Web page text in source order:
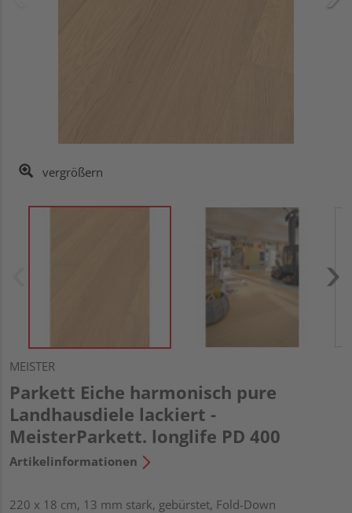
vergrößern
MEISTER
Parkett Eiche harmonisch pure
Landhausdiele lackiert -
MeisterParkett. longlife PD 400
Artikelinformationen
220 x 18 cm, 13 mm stark, gebürstet, Fold-Down